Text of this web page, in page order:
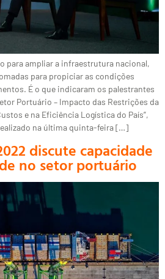
para ampliar a infraestrutura nacional,
para propiciar as condições
É o que indicaram os palestrantes
Portuário – Impacto das Restrições da
e na Eficiência Logística do País”,
realizado na última quinta-feira […]
discute capacidade
no setor portuário